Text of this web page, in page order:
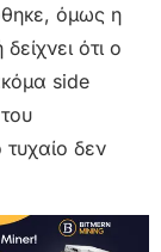
όμως η
ότι ο
side
δεν